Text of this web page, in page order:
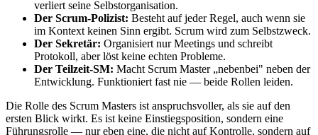
verliert seine Selbstorganisation.
Der Scrum-Polizist: Besteht auf jeder Regel, auch wenn sie
im Kontext keinen Sinn ergibt. Scrum wird zum Selbstzweck.
Der Sekretär: Organisiert nur Meetings und schreibt
Protokoll, aber löst keine echten Probleme.
Der Teilzeit-SM: Macht Scrum Master „nebenbei" neben der
Entwicklung. Funktioniert fast nie — beide Rollen leiden.
Die Rolle des Scrum Masters ist anspruchsvoller, als sie auf den
ersten Blick wirkt. Es ist keine Einstiegsposition, sondern eine
Führungsrolle — nur eben eine, die nicht auf Kontrolle, sondern auf